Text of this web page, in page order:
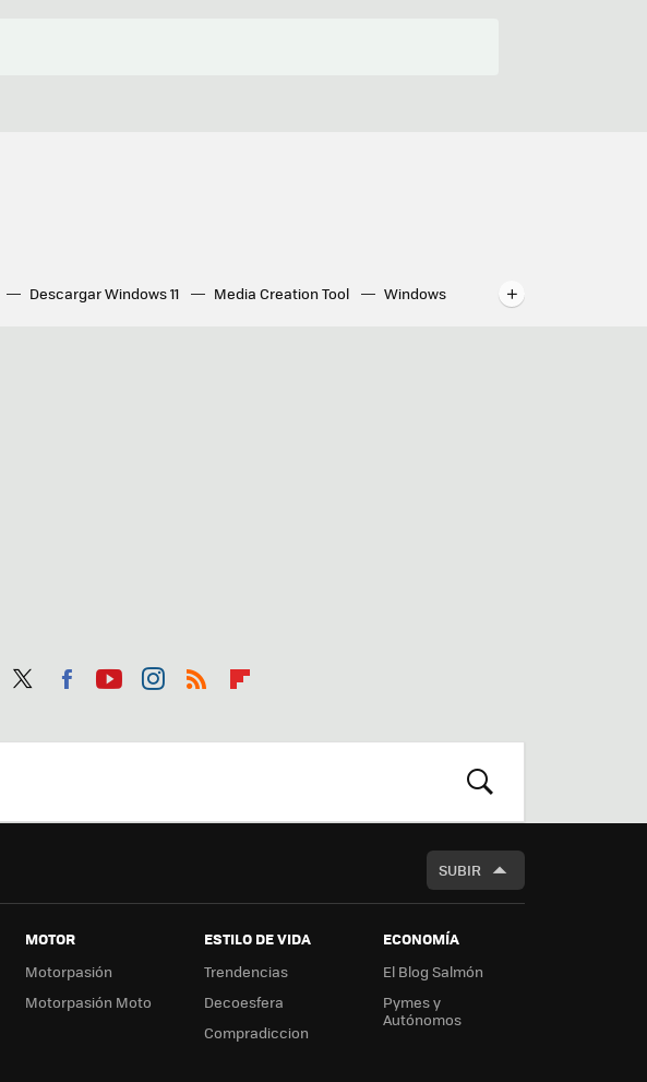
Descargar Windows 11 Media Creation Tool
Windows
ter
ebo tub agr
boa
BUSCAR
SUBIR
MOTOR
Motorpasión
Motorpasión Moto
ESTILO DE VIDA
Trendencias
Decoesfera
Compradiccion
ECONOMÍA
El Blog Salmón
Pymes y
Autónomos